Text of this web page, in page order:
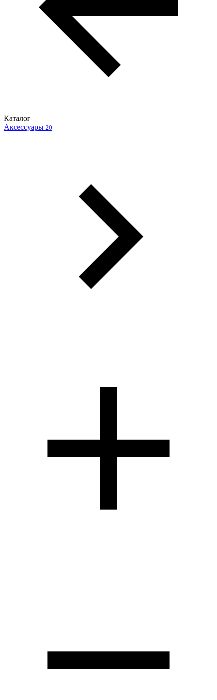
Каталог
Аксессуары 20